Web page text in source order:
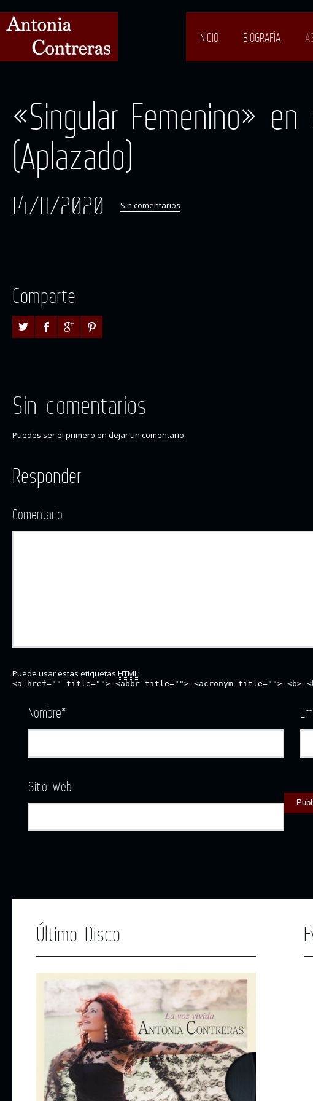
INICIO BIOGRAFÍA
«Singular Femenino»
(Aplazado)
14/11/2020 Sin comentarios
Comparte
Sin comentarios
Puedes ser el primero en dejar un comentario.
Responder
Comentario
Puede usar estas etiquetas HTML:
<a href="" title=""> <abbr title=""> <acronym title=""> <b>
Nombre*
Sitio Web
Último Disco